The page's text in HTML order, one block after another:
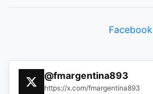
Facebook
@fmargentina893
https://x.com/fmargentina893